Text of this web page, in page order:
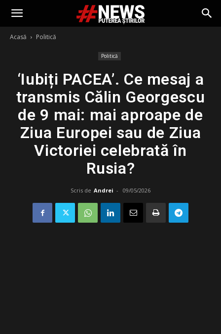
Acasă Politică
Politică
‘Iubiți PACEA’. Ce mesaj a
transmis Călin Georgescu
de 9 mai: mai aproape de
Ziua Europei sau de Ziua
Victoriei celebrată în
Rusia?
Scris de Andrei - 09/05/2026